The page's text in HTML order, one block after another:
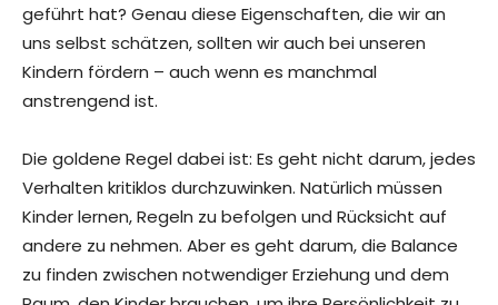
geführt hat? Genau diese Eigenschaften, die wir an
uns selbst schätzen, sollten wir auch bei unseren
Kindern fördern – auch wenn es manchmal
anstrengend ist.
Die goldene Regel dabei ist: Es geht nicht darum, jedes
Verhalten kritiklos durchzuwinken. Natürlich müssen
Kinder lernen, Regeln zu befolgen und Rücksicht auf
andere zu nehmen. Aber es geht darum, die Balance
zu finden zwischen notwendiger Erziehung und dem